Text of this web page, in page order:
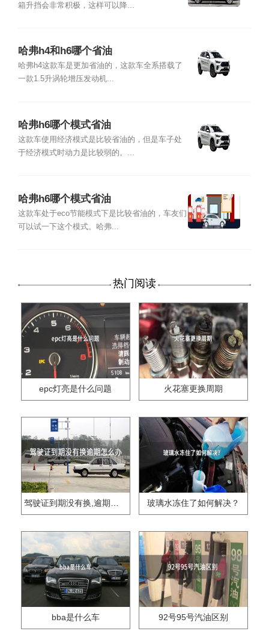
箱升挡会非常积极，这样可以降...
哈弗h4和h6哪个省油
哈弗h4这款车是更加省油的，这款车全系搭载了
一款1.5升涡轮增压发动机...
哈弗h6哪个模式省油
这款车使用经济模式是比较省油的，但是车子处
于经济模式时动力是比较弱的。...
哈弗h6哪个模式省油
这款车处于eco节能模式下是比较省油的，车友们
可以试一下这个模式。哈弗...
热门阅读
epc灯亮是什么问题 火花塞更换周期
驾驶证到期没有换,逾期怎么办?? 玻璃水冻住了如何解决？
bba是什么车 92号95号汽油区别